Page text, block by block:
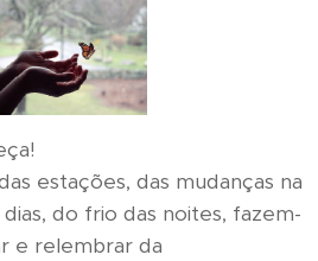
estações, das mudanças na
do frio das noites, fazem-
e relembrar da